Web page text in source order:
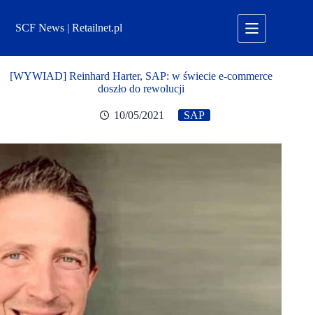
treściSCF News | Retailnet.pl
[WYWIAD] Reinhard Harter, SAP: w świecie e-commerce
doszło do rewolucji
10/05/2021 SAP